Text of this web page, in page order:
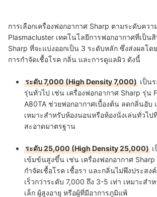
การเลือกเครื่องฟอกอากาศ Sharp ตามระดับคว
Plasmacluster เทคโนโลยีการฟอกอากาศที่เป็น
Sharp ที่จะแบ่งออกเป็น 3 ระดับหลัก ซึ่งส่งผลโด
การกำจัดเชื้อโรค กลิ่น และการดูแลผิว ดังนี้
ระดับ 7,000 (High Density 7,000) เป็น
รุ่นทั่วไป เช่น เครื่องฟอกอากาศ Sharp รุ่น
A80TA ช่วยฟอกอากาศเบื้องต้น ลดกลิ่นอับ
เหมาะสำหรับห้องนอนหรือห้องนั่งเล่นทั่วไป
สะอาดมาตรฐาน
ระดับ 25,000 (High Density 25,000)
เข้มข้นสูงขึ้น เช่น เครื่องฟอกอากาศ
กำจัดเชื้อโรค เชื้อรา และกลิ่นไม่พึงประสง
เร็วกว่าระดับ 7,000 ถึง 3-5 เท่า เหมาะสำ
เล็ก ผู้สูงอายุ หรือผู้ที่มีอาการภูมิแพ้